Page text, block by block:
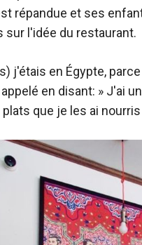
répandue et ses
sur l'idée du restaurant.
j'étais en Égypte,
en disant: » J'ai
que je les ai